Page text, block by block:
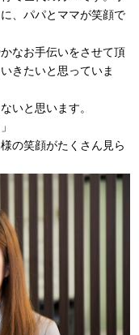
、パパとママが笑顔で
なお手伝いをさせて頂
きたいと思っていま
いと思います。
の笑顔がたくさん見ら